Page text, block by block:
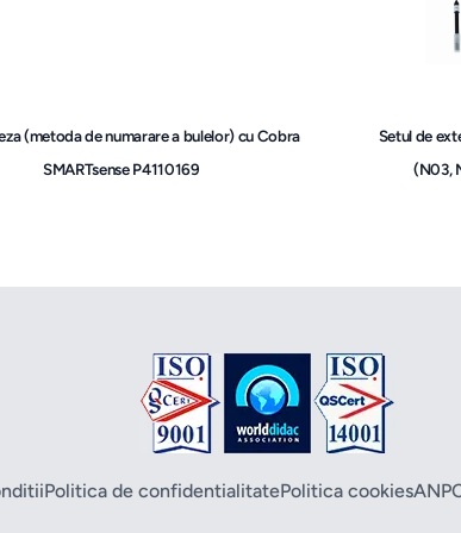
(metoda de numarare a bulelor) cu Cobra
SMARTsense P4110169
Setul de
(N03,
Politica de confidentialitatePolitica cookies